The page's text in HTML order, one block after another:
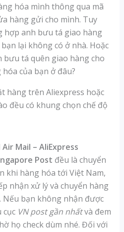
hóa mình thông qua mã
hàng gửi cho mình. Tuy
hợp anh bưu tá giao hàng
lại không có ở nhà. Hoặc
tá quên giao hàng cho
của bạn ở đâu?
hàng trên Aliexpress hoặc
đều có khung chọn chế độ
Mail – AliExpress
Post đều là chuyển
khi hàng hóa tới Việt Nam,
nhận xử lý và chuyển hàng
bạn không nhận được
cục VN post gần nhấtvà đem
họ check dùm nhé. Đối với